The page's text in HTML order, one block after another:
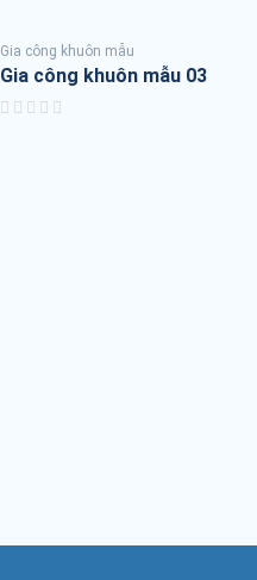
Gia công khuôn mẫu
Gia công khuôn mẫu 03